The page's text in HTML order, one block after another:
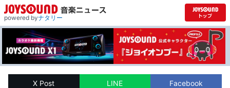
powered byナタリー
X Post LINE Facebook